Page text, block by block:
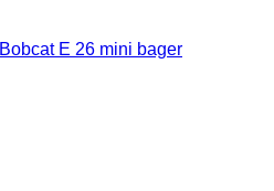
Bobcat E 26 mini bager